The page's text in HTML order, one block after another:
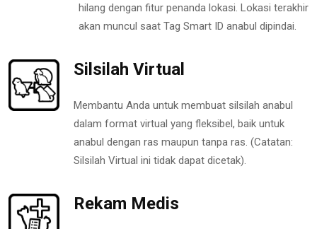
hilang dengan fitur penanda lokasi. Lokasi terakhir
akan muncul saat Tag Smart ID anabul dipindai.
Silsilah Virtual
Membantu Anda untuk membuat silsilah anabul
dalam format virtual yang fleksibel, baik untuk
anabul dengan ras maupun tanpa ras. (Catatan:
Silsilah Virtual ini tidak dapat dicetak).
Rekam Medis